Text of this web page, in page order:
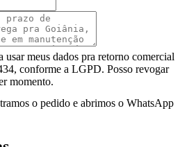
usar meus dados pra retorno comercial
conforme a LGPD. Posso revogar
momento.
o pedido e abrimos o WhatsApp